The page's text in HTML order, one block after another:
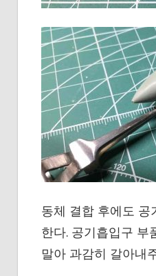
동체 결합 후에도
한다. 공기흡입구 부
말아 과감히 갈아내